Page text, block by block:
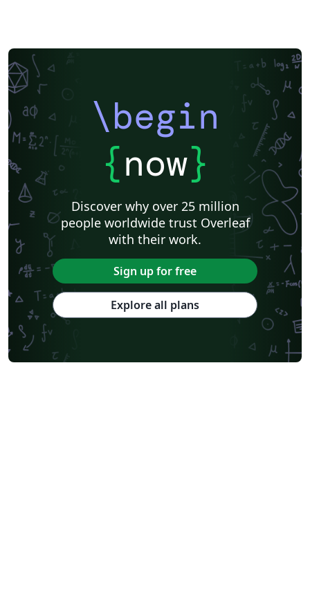
\begin
{now}
Discover why over 25 million
people worldwide trust Overleaf
with their work.
Sign up for free
Explore all plans